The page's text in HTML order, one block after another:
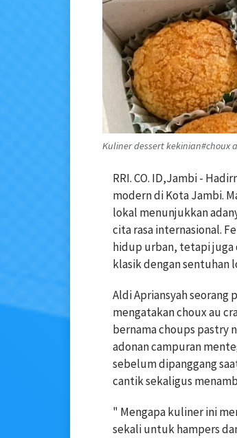
Kuliner dessert kekinian#choux
RRI. CO. ID,Jambi -
modern di Kota Jambi.
lokal menunjukkan
cita rasa internasional.
hidup urban, tetapi juga
klasik dengan sentuhan
Aldi Apriansyah seorang
mengatakan choux au
bernama choups pastry
adonan campuran
sebelum dipanggang
cantik sekaligus
" Mengapa kuliner ini
sekali untuk hampers